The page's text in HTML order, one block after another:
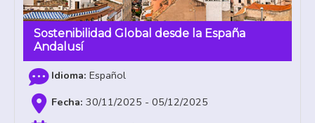
Sostenibilidad Global desde la España
Andalusí
Español
30/11/2025 - 05/12/2025